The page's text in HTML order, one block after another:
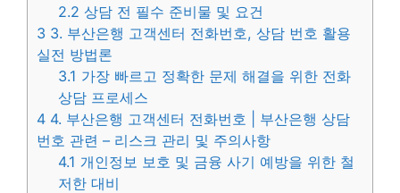
2.2 상담 전 필수 준비물 및 요건
3 3. 부산은행 고객센터 전화번호, 상담 번호 활용
실전 방법론
3.1 가장 빠르고 정확한 문제 해결을 위한 전화
상담 프로세스
4 4. 부산은행 고객센터 전화번호 | 부산은행 상담
번호 관련 – 리스크 관리 및 주의사항
4.1 개인정보 보호 및 금융 사기 예방을 위한 철
저한 대비